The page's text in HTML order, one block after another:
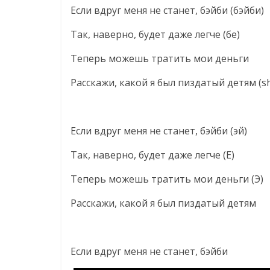
Если вдруг меня не станет, бэйби (бэйби)
Так, наверно, будет даже легче (бе)
Теперь можешь тратить мои деньги
Расскажи, какой я был пиздатый детям
Если вдруг меня не станет, бэйби (эй)
Так, наверно, будет даже легче (Е)
Теперь можешь тратить мои деньги (Э)
Расскажи, какой я был пиздатый детям
Если вдруг меня не станет, бэйби